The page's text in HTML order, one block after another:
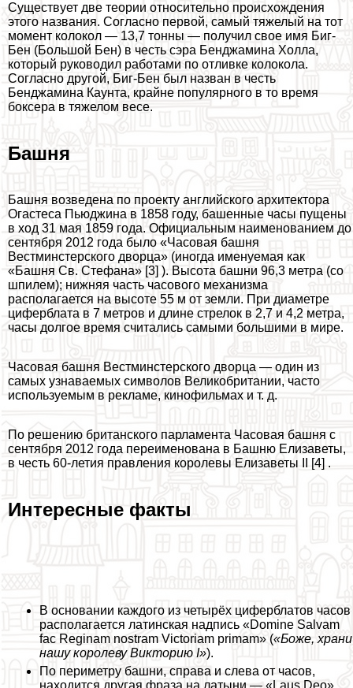
Существует две теории относительно происхождения
этого названия. Согласно первой, самый тяжелый на тот
момент колокол — 13,7 тонны — получил свое имя Биг-
Бен (Большой Бен) в честь сэра Бенджамина Холла,
который руководил работами по отливке колокола.
Согласно другой, Биг-Бен был назван в честь
Бенджамина Каунта, крайне популярного в то время
боксера в тяжелом весе.
Башня
Башня возведена по проекту английского архитектора
Огастеса Пьюджина в 1858 году, башенные часы пущены
в ход 31 мая 1859 года. Официальным наименованием до
сентября 2012 года было «Часовая башня
Вестминстерского дворца» (иногда именуемая как
«Башня Св. Стефана» [3] ). Высота башни 96,3 метра (со
шпилем); нижняя часть часового механизма
располагается на высоте 55 м от земли. При диаметре
циферблата в 7 метров и длине стрелок в 2,7 и 4,2 метра,
часы долгое время считались самыми большими в мире.
Часовая башня Вестминстерского дворца — один из
самых узнаваемых символов Великобритании, часто
используемым в рекламе, кинофильмах и т. д.
По решению британского парламента Часовая башня с
сентября 2012 года переименована в Башню Елизаветы,
в честь 60-летия правления королевы Елизаветы II [4] .
Интересные факты
В основании каждого из четырёх циферблатов часов
располагается латинская надпись «Domine Salvam
fac Reginam nostram Victoriam primam» («Боже, храни
нашу королеву Викторию I»).
По периметру башни, справа и слева от часов,
находится другая фраза на латыни — «Laus Deo»